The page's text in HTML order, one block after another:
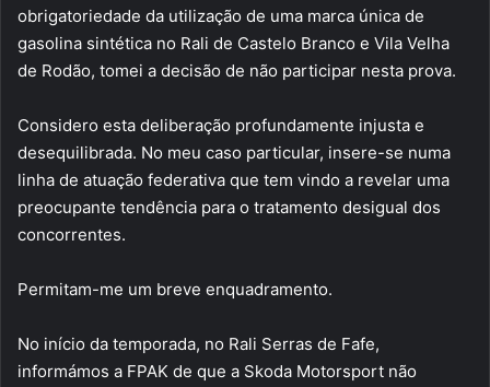
obrigatoriedade da utilização de uma marca única de
gasolina sintética no Rali de Castelo Branco e Vila Velha
de Rodão, tomei a decisão de não participar nesta prova.
Considero esta deliberação profundamente injusta e
desequilibrada. No meu caso particular, insere-se numa
linha de atuação federativa que tem vindo a revelar uma
preocupante tendência para o tratamento desigual dos
concorrentes.
Permitam-me um breve enquadramento.
No início da temporada, no Rali Serras de Fafe,
informámos a FPAK de que a Skoda Motorsport não